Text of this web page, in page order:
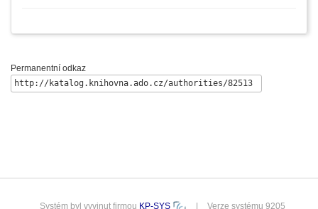
Permanentní odkaz
Systém byl vyvinut firmou KP-SYS | Verze systému 9205